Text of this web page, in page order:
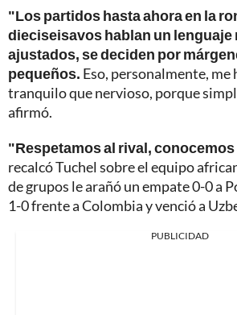
"Los partidos hasta ahora en la
dieciseisavos hablan un lenguaje
ajustados, se deciden por
pequeños. Eso, personalmente, me
tranquilo que nervioso, porque
afirmó.
"Respetamos al rival,
recalcó Tuchel sobre el equipo
de grupos le arañó un empate 0-0 a
1-0 frente a Colombia y venció a
PUBLICIDAD